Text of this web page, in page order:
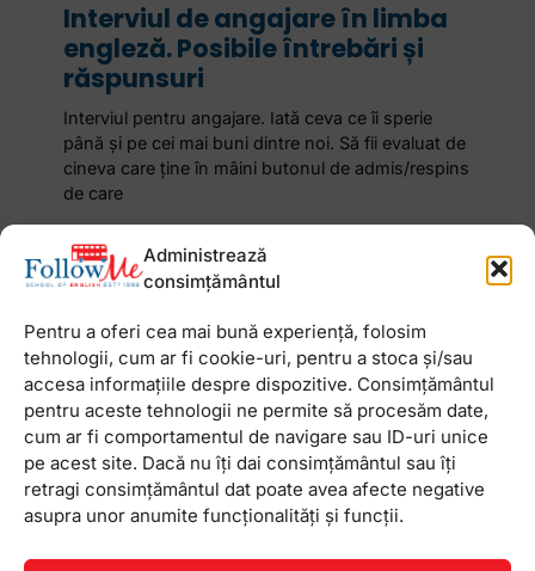
Administrează
consimțământul
Pentru a oferi cea mai bună experiență, folosim
tehnologii, cum ar fi cookie-uri, pentru a stoca și/sau
accesa informațiile despre dispozitive. Consimțământul
pentru aceste tehnologii ne permite să procesăm date,
cum ar fi comportamentul de navigare sau ID-uri unice
pe acest site. Dacă nu îți dai consimțământul sau îți
retragi consimțământul dat poate avea afecte negative
asupra unor anumite funcționalități și funcții.
Interviul de angajare în limba
engleză. Posibile întrebări și
răspunsuri
Interviul pentru angajare. Iată ceva ce îi sperie
până și pe cei mai buni dintre noi. Să fii evaluat de
cineva care ține în mâini butonul de admis/respins
de care
5 februarie 2025 Niciun comentariu
Newsletter